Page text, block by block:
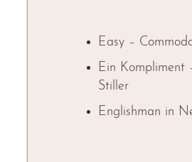
Easy –
Ein Kompliment
Stiller
Englishman in